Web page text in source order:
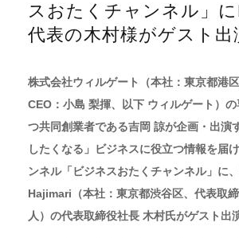
スおたくチャンネル」
代表の木村様がゲスト出
株式会社ウィルゲート（本社：東京都港
CEO：小島 梨揮、以下 ウィルゲート）
つ共同創業者である吉岡 諒が企画・出演
したくなる」ビジネスに役立つ情報を届
ンネル「ビジネスおたくチャンネル」に
Hajimari（本社：東京都渋谷区、代表取
人）の代表取締役社長 木村氏がゲスト出